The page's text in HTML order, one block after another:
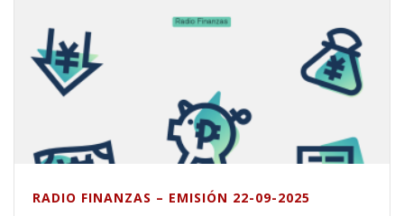
RADIO FINANZAS – EMISIÓN 22-09-2025